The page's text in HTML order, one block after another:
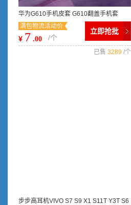
华为G610手机皮套 G610翻盖手机套
C8815手机壳 蚕丝纹保护套批发
满包物流活动价
¥ 7 .00 /个
立即抢批
已售 3289 /个
步步高耳机VIVO S7 S9 X1 S11T Y3T S6